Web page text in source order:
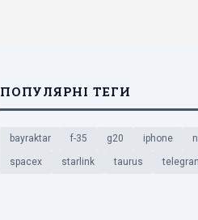
ПОПУЛЯРНІ ТЕГИ
bayraktar f-35 g20 iphone
spacex starlink taurus